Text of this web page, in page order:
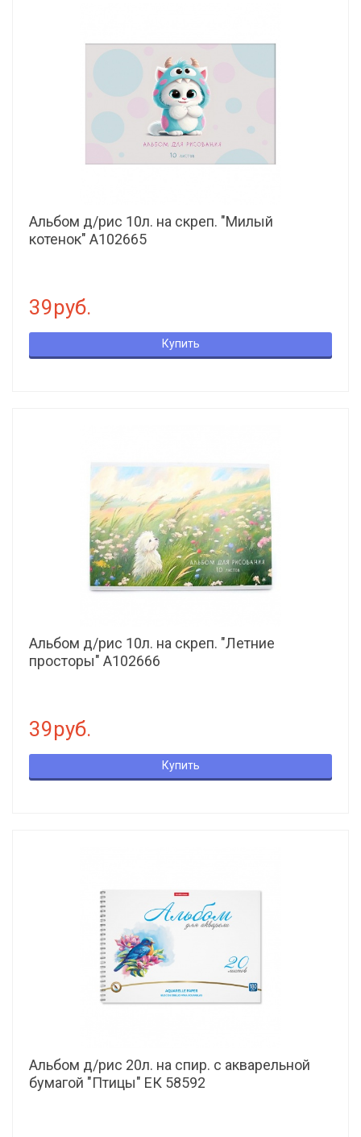
Альбом д/рис 10л. на скреп. "Милый
котенок" А102665
39руб.
Купить
Альбом д/рис 10л. на скреп. "Летние
просторы" А102666
39руб.
Купить
Альбом д/рис 20л. на спир. с акварельной
бумагой "Птицы" ЕК 58592